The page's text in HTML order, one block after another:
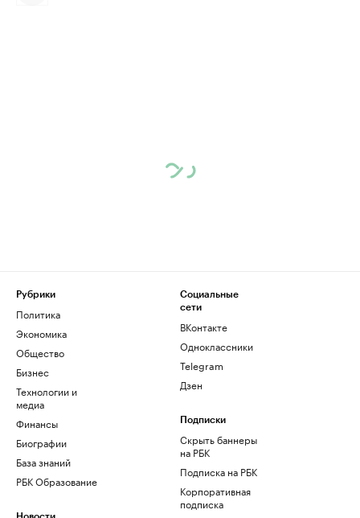
Рубрики
Политика
Экономика
Общество
Бизнес
Технологии и
медиа
Финансы
Биографии
База знаний
РБК Образование
Социальные
сети
ВКонтакте
Одноклассники
Telegram
Дзен
Подписки
Скрыть баннеры
на РБК
Подписка на РБК
Корпоративная
подписка